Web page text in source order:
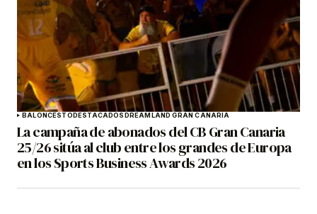
BALONCESTODESTACADOSDREAMLAND GRAN CANARIA
La campaña de abonados del CB Gran Canaria
25/26 sitúa al club entre los grandes de Europa
en los Sports Business Awards 2026